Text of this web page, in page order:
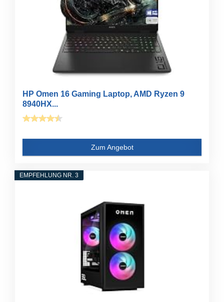
HP Omen 16 Gaming Laptop, AMD Ryzen 9
8940HX...
Zum Angebot
EMPFEHLUNG NR. 3